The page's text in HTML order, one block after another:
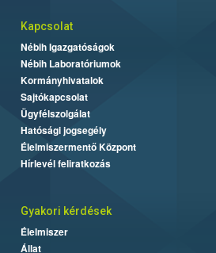
Kapcsolat
Nébih Igazgatóságok
Nébih Laboratóriumok
Kormányhivatalok
Sajtókapcsolat
Ügyfélszolgálat
Hatósági jogsegély
Élelmiszermentő Központ
Hírlevél feliratkozás
Gyakori kérdések
Élelmiszer
Állat